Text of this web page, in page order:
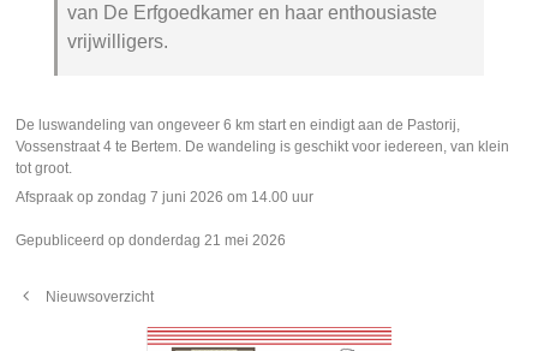
van De Erfgoedkamer en haar enthousiaste
vrijwilligers.
De luswandeling van ongeveer 6 km start en eindigt aan de Pastorij,
Vossenstraat 4 te Bertem. De wandeling is geschikt voor iedereen, van klein
tot groot.
Afspraak op zondag 7 juni 2026 om 14.00 uur
Gepubliceerd op donderdag 21 mei 2026
Nieuwsoverzicht